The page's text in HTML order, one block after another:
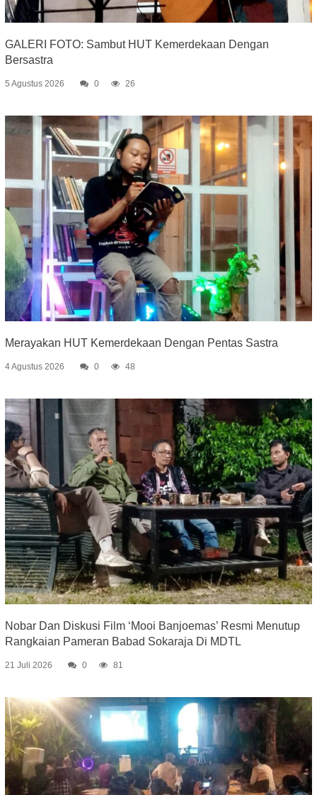
GALERI FOTO: Sambut HUT Kemerdekaan Dengan
Bersastra
5 Agustus 2026 0 26
Merayakan HUT Kemerdekaan Dengan Pentas Sastra
4 Agustus 2026 0 48
Nobar Dan Diskusi Film ‘Mooi Banjoemas’ Resmi Menutup
Rangkaian Pameran Babad Sokaraja Di MDTL
21 Juli 2026 0 81